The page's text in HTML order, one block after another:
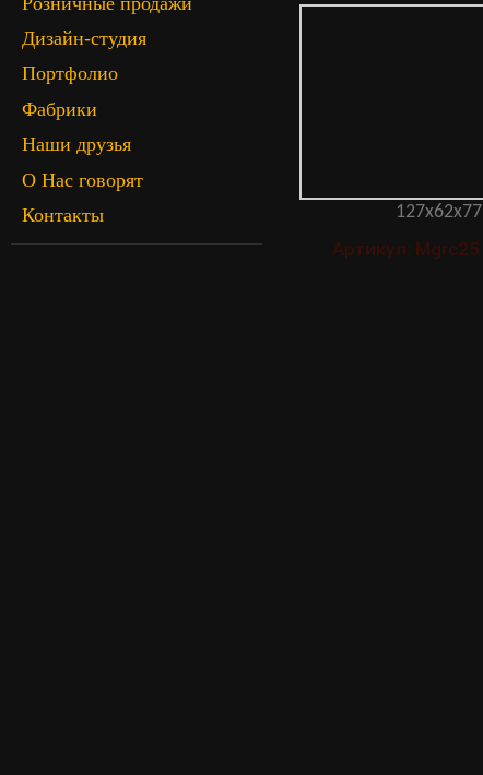
Дизайн-студия
Портфолио
Фабрики
Наши друзья
О Нас говорят
Контакты
127x62x77
Артикул: Mgrc25